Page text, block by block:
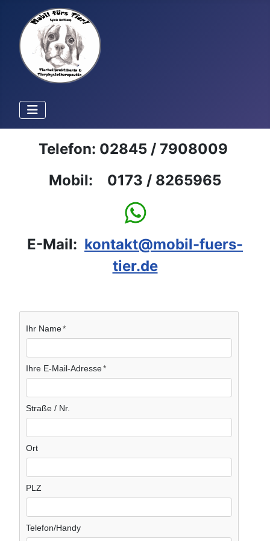
Telefon: 02845 / 7908009
Mobil: 0173 / 8265965
E-Mail: kontakt@mobil-fuers-
tier.de
Ihr Name
Ihre E-Mail-Adresse
Straße / Nr.
Ort
PLZ
Telefon/Handy